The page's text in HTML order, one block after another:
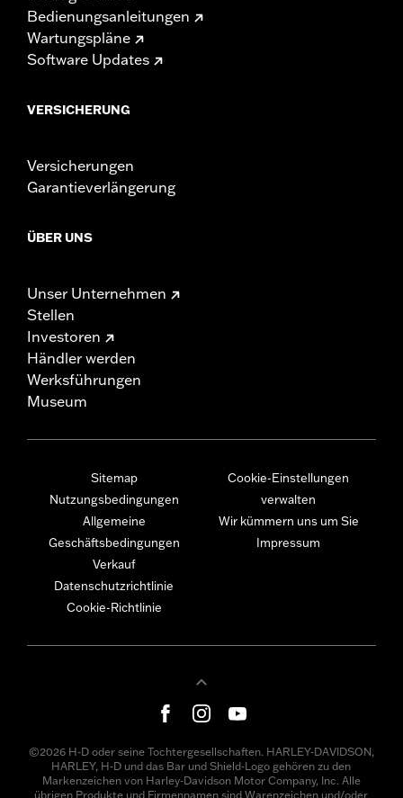
Bedienungsanleitungen
Wartungspläne
Software Updates
VERSICHERUNG
Versicherungen
Garantieverlängerung
ÜBER UNS
Unser Unternehmen
Stellen
Investoren
Händler werden
Werksführungen
Museum
Sitemap
Nutzungsbedingungen
Allgemeine
Geschäftsbedingungen
Verkauf
Datenschutzrichtlinie
Cookie-Richtlinie
Cookie-Einstellungen
verwalten
Wir kümmern uns um Sie
Impressum
©2026 H-D oder seine Tochtergesellschaften. HARLEY-DAVIDSON,
HARLEY, H-D und das Bar und Shield-Logo gehören zu den
Markenzeichen von Harley-Davidson Motor Company, Inc. Alle
übrigen Produkte und Firmennamen sind Warenzeichen und/oder